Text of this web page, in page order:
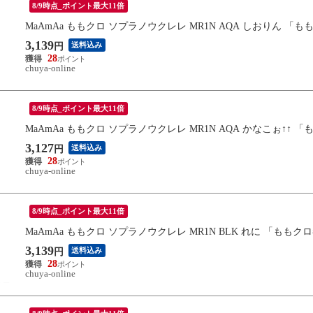
8/9時点_ポイント最大11倍
MaAmAa ももクロ ソプラノウクレレ MR1N AQA しおりん 「も
3,139 円 送料込み
28
chuya-online
8/9時点_ポイント最大11倍
MaAmAa ももクロ ソプラノウクレレ MR1N AQA かなこぉ↑↑ 「
3,127 円 送料込み
28
chuya-online
8/9時点_ポイント最大11倍
MaAmAa ももクロ ソプラノウクレレ MR1N BLK れに 「ももク
3,139 円 送料込み
28
chuya-online